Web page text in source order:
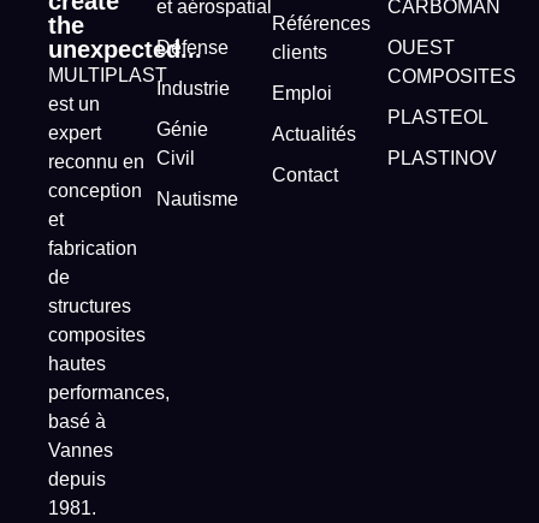
the
unexpected...
MULTIPLAST
est un
expert
reconnu en
conception
et
fabrication
de
structures
composites
hautes
performances,
basé à
Vannes
depuis
1981.
et aérospatial
Défense
Industrie
Génie
Civil
Nautisme
Références
clients
Emploi
Actualités
Contact
CARBOMAN
OUEST
COMPOSITES
PLASTEOL
PLASTINOV